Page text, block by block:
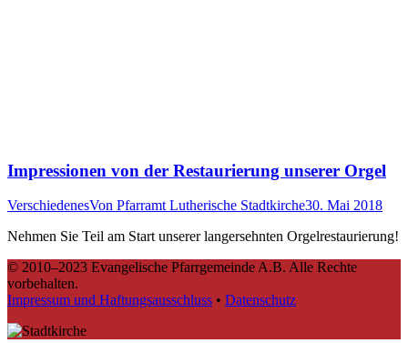
Impressionen von der Restaurierung unserer Orgel
VerschiedenesVon Pfarramt Lutherische Stadtkirche30. Mai 2018
Nehmen Sie Teil am Start unserer langersehnten Orgelrestaurierung!
© 2010–2023 Evangelische Pfarrgemeinde A.B. Alle Rechte
vorbehalten.
Impressum und Haftungsausschluss • Datenschutz